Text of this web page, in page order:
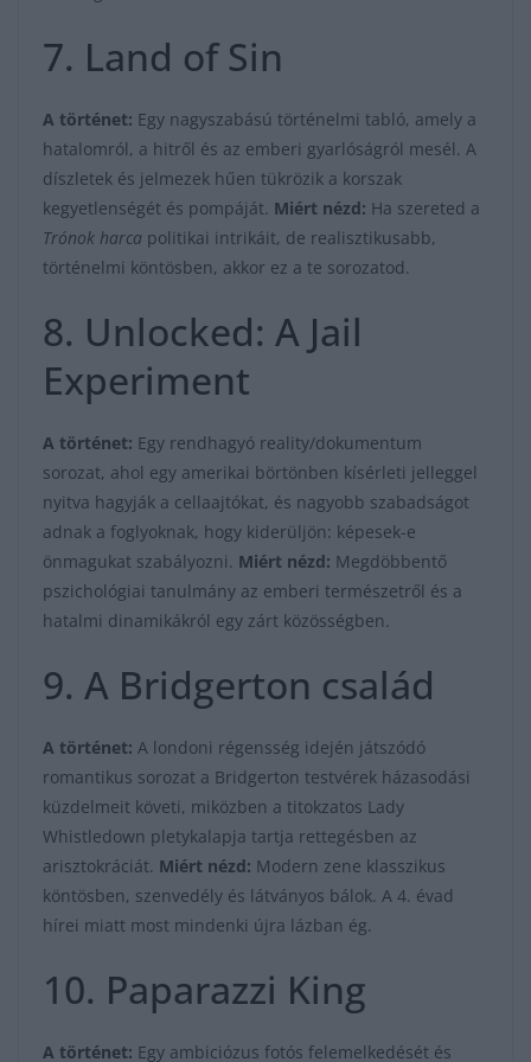
7. Land of Sin
A történet: Egy nagyszabású történelmi tabló, amely a
hatalomról, a hitről és az emberi gyarlóságról mesél. A
díszletek és jelmezek hűen tükrözik a korszak
kegyetlenségét és pompáját. Miért nézd: Ha szereted a
Trónok harca politikai intrikáit, de realisztikusabb,
történelmi köntösben, akkor ez a te sorozatod.
8. Unlocked: A Jail
Experiment
A történet: Egy rendhagyó reality/dokumentum
sorozat, ahol egy amerikai börtönben kísérleti jelleggel
nyitva hagyják a cellaajtókat, és nagyobb szabadságot
adnak a foglyoknak, hogy kiderüljön: képesek-e
önmagukat szabályozni. Miért nézd: Megdöbbentő
pszichológiai tanulmány az emberi természetről és a
hatalmi dinamikákról egy zárt közösségben.
9. A Bridgerton család
A történet: A londoni régensség idején játszódó
romantikus sorozat a Bridgerton testvérek házasodási
küzdelmeit követi, miközben a titokzatos Lady
Whistledown pletykalapja tartja rettegésben az
arisztokráciát. Miért nézd: Modern zene klasszikus
köntösben, szenvedély és látványos bálok. A 4. évad
hírei miatt most mindenki újra lázban ég.
10. Paparazzi King
A történet: Egy ambiciózus fotós felemelkedését és